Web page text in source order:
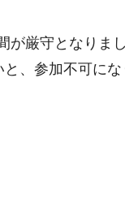
が厳守となり
、参加不可に